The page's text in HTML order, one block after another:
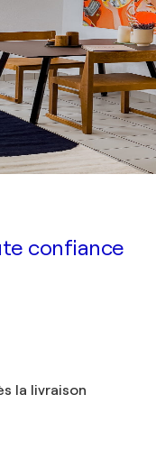
confiance
la livraison